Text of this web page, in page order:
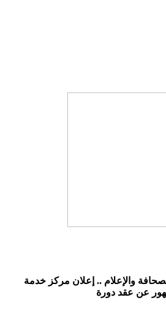
والإعلام .. إعلان مركز خدمة
عن عقد دورة